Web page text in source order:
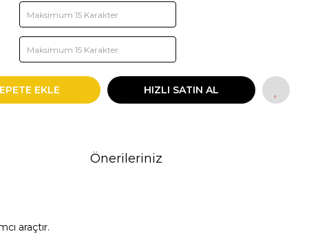
EKLE HIZLI SATIN AL
Önerileriniz
araçtır.